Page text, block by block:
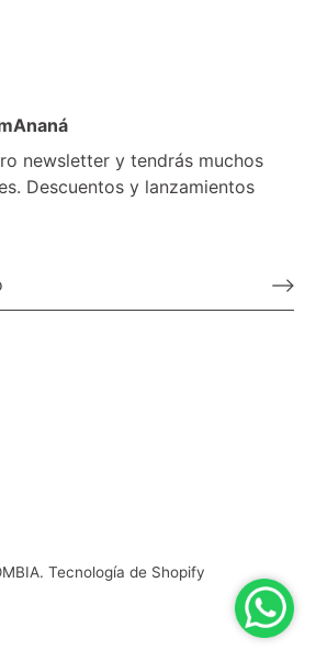
newsletter y tendrás muchos
Descuentos y lanzamientos
. Tecnología de Shopify